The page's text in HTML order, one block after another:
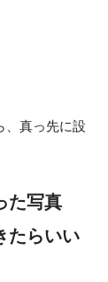
、真っ先に設
た写真
たらいい